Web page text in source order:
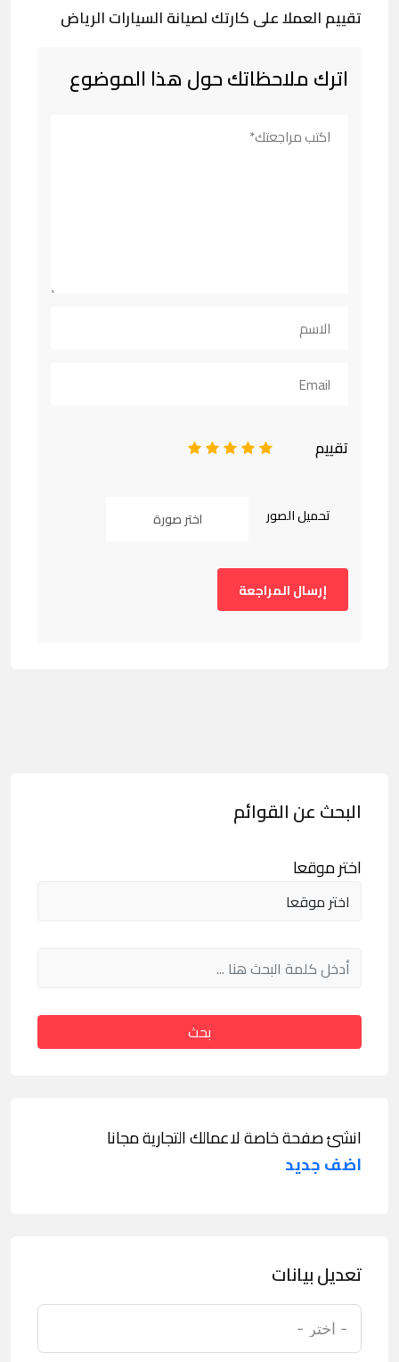
تقييم العملا على كارتك لصيانة السيارات الرياض
اترك ملاحظاتك حول هذا الموضوع
تقييم 5
4
3
2
تحميل الصور اختر صورة
البحث عن القوائم
اختر موقعا
بحث
انشئ صفحة خاصة لاعمالك التجارية مجانا
اضف جديد
تعديل بيانات